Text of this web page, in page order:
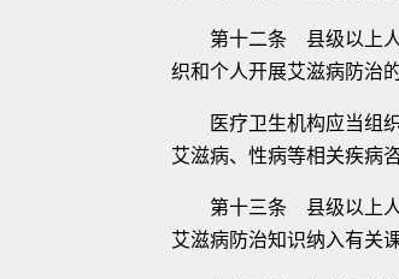
第十二条 县级以上人民
织和个人开展艾滋病防治
医疗卫生机构应当组织
艾滋病、性病等相关疾病
第十三条 县级以上人
艾滋病防治知识纳入有关